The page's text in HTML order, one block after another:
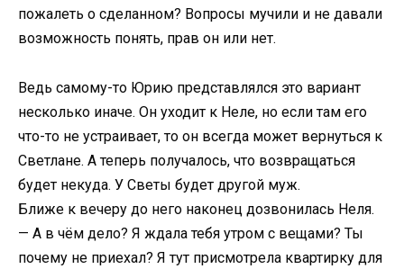
пожалеть о сделанном? Вопросы мучили и не давали
возможность понять, прав он или нет.
Ведь самому-то Юрию представлялся это вариант
несколько иначе. Он уходит к Неле, но если там его
что-то не устраивает, то он всегда может вернуться к
Светлане. А теперь получалось, что возвращаться
будет некуда. У Светы будет другой муж.
Ближе к вечеру до него наконец дозвонилась Неля.
— А в чём дело? Я ждала тебя утром с вещами? Ты
почему не приехал? Я тут присмотрела квартирку для